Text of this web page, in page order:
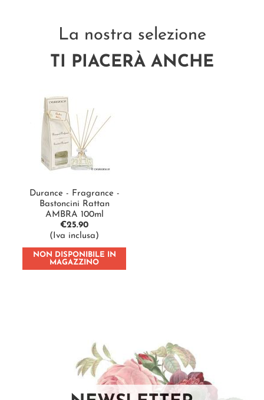
La nostra selezione
TI PIACERÀ ANCHE
Durance - Fragrance -
Bastoncini Rattan
AMBRA 100ml
€25.90
(Iva inclusa)
NON DISPONIBILE IN
MAGAZZINO